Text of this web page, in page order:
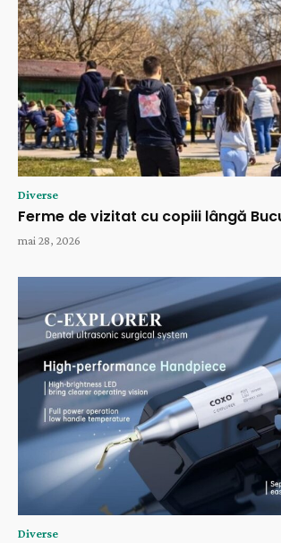
Diverse
Ferme de vizitat cu copiii lângă
mai 28, 2026
Diverse